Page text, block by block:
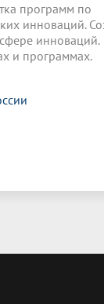
программ по
инноваций.
инноваций.
и программах.